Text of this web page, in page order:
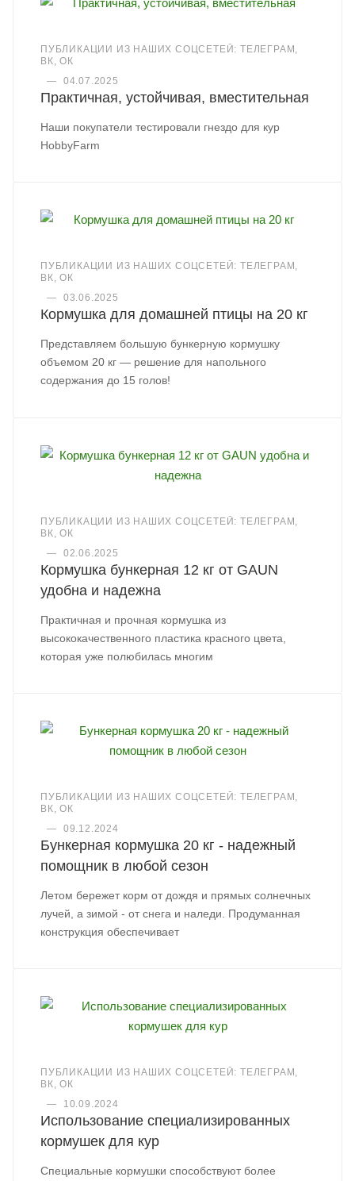
ПУБЛИКАЦИИ ИЗ НАШИХ СОЦСЕТЕЙ: ТЕЛЕГРАМ,
ВК, ОК
—
04.07.2025
Практичная, устойчивая, вместительная
Наши покупатели тестировали гнездо для кур
HobbyFarm
ПУБЛИКАЦИИ ИЗ НАШИХ СОЦСЕТЕЙ: ТЕЛЕГРАМ,
ВК, ОК
—
03.06.2025
Кормушка для домашней птицы на 20 кг
Представляем большую бункерную кормушку
объемом 20 кг — решение для напольного
содержания до 15 голов!
ПУБЛИКАЦИИ ИЗ НАШИХ СОЦСЕТЕЙ: ТЕЛЕГРАМ,
ВК, ОК
—
02.06.2025
Кормушка бункерная 12 кг от GAUN
удобна и надежна
Практичная и прочная кормушка из
высококачественного пластика красного цвета,
которая уже полюбилась многим
ПУБЛИКАЦИИ ИЗ НАШИХ СОЦСЕТЕЙ: ТЕЛЕГРАМ,
ВК, ОК
—
09.12.2024
Бункерная кормушка 20 кг - надежный
помощник в любой сезон
Летом бережет корм от дождя и прямых солнечных
лучей, а зимой - от снега и наледи. Продуманная
конструкция обеспечивает
ПУБЛИКАЦИИ ИЗ НАШИХ СОЦСЕТЕЙ: ТЕЛЕГРАМ,
ВК, ОК
—
10.09.2024
Использование специализированных
кормушек для кур
Специальные кормушки способствуют более